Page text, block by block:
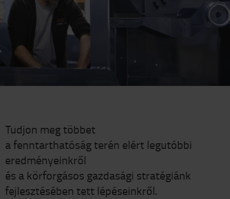
Tudjon meg többet
a fenntarthatóság terén elért legutóbbi
eredményeinkről
és a körforgásos gazdasági stratégiánk
fejlesztésében tett lépéseinkről.